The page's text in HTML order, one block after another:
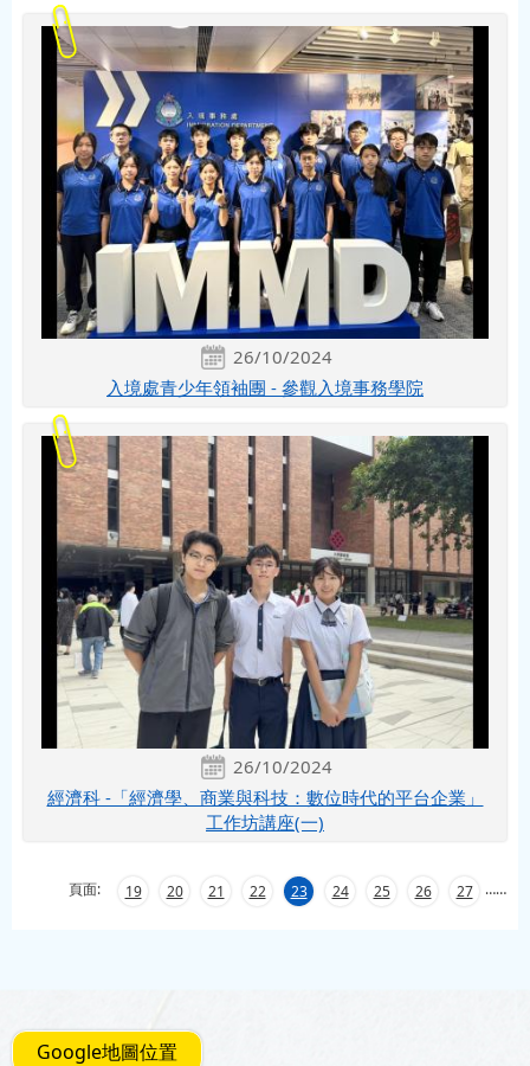
26/10/2024
入境處青少年領袖團 - 參觀入境事務學院
26/10/2024
經濟科 -「經濟學、商業與科技：數位時代的平台企業」
工作坊講座(一)
頁面: …
19 20 21 22 23 24 25 26 27 …
Google地圖位置